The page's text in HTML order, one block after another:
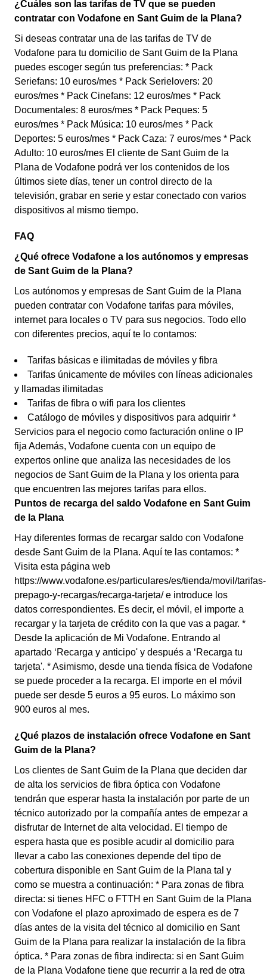
¿Cuáles son las tarifas de TV que se pueden
contratar con Vodafone en Sant Guim de la Plana?
Si deseas contratar una de las tarifas de TV de
Vodafone para tu domicilio de Sant Guim de la Plana
puedes escoger según tus preferencias: * Pack
Seriefans: 10 euros/mes * Pack Serielovers: 20
euros/mes * Pack Cinefans: 12 euros/mes * Pack
Documentales: 8 euros/mes * Pack Peques: 5
euros/mes * Pack Música: 10 euros/mes * Pack
Deportes: 5 euros/mes * Pack Caza: 7 euros/mes * Pack
Adulto: 10 euros/mes El cliente de Sant Guim de la
Plana de Vodafone podrá ver los contenidos de los
últimos siete días, tener un control directo de la
televisión, grabar en serie y estar conectado con varios
dispositivos al mismo tiempo.
FAQ
¿Qué ofrece Vodafone a los autónomos y empresas
de Sant Guim de la Plana?
Los autónomos y empresas de Sant Guim de la Plana
pueden contratar con Vodafone tarifas para móviles,
internet para locales o TV para sus negocios. Todo ello
con diferentes precios, aquí te lo contamos:
Tarifas básicas e ilimitadas de móviles y fibra
Tarifas únicamente de móviles con líneas adicionales
y llamadas ilimitadas
Tarifas de fibra o wifi para los clientes
Catálogo de móviles y dispositivos para adquirir *
Servicios para el negocio como facturación online o IP
fija Además, Vodafone cuenta con un equipo de
expertos online que analiza las necesidades de los
negocios de Sant Guim de la Plana y los orienta para
que encuentren las mejores tarifas para ellos.
Puntos de recarga del saldo Vodafone en Sant Guim
de la Plana
Hay diferentes formas de recargar saldo con Vodafone
desde Sant Guim de la Plana. Aquí te las contamos: *
Visita esta página web
https://www.vodafone.es/particulares/es/tienda/movil/tarifas-
prepago-y-recargas/recarga-tarjeta/ e introduce los
datos correspondientes. Es decir, el móvil, el importe a
recargar y la tarjeta de crédito con la que vas a pagar. *
Desde la aplicación de Mi Vodafone. Entrando al
apartado ‘Recarga y anticipo' y después a ‘Recarga tu
tarjeta'. * Asimismo, desde una tienda física de Vodafone
se puede proceder a la recarga. El importe en el móvil
puede ser desde 5 euros a 95 euros. Lo máximo son
900 euros al mes.
¿Qué plazos de instalación ofrece Vodafone en Sant
Guim de la Plana?
Los clientes de Sant Guim de la Plana que deciden dar
de alta los servicios de fibra óptica con Vodafone
tendrán que esperar hasta la instalación por parte de un
técnico autorizado por la compañía antes de empezar a
disfrutar de Internet de alta velocidad. El tiempo de
espera hasta que es posible acudir al domicilio para
llevar a cabo las conexiones depende del tipo de
cobertura disponible en Sant Guim de la Plana tal y
como se muestra a continuación: * Para zonas de fibra
directa: si tienes HFC o FTTH en Sant Guim de la Plana
con Vodafone el plazo aproximado de espera es de 7
días antes de la visita del técnico al domicilio en Sant
Guim de la Plana para realizar la instalación de la fibra
óptica. * Para zonas de fibra indirecta: si en Sant Guim
de la Plana Vodafone tiene que recurrir a la red de otra